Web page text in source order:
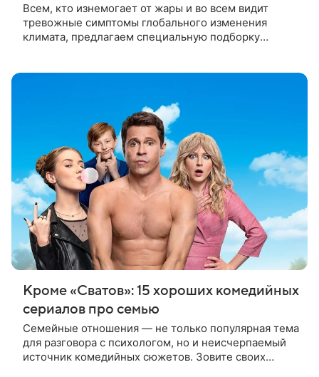
Всем, кто изнемогает от жары и во всем видит
тревожные симптомы глобального изменения
климата, предлагаем специальную подборку
Кроме «Сватов»: 15 хороших комедийных
сериалов про семью
Семейные отношения — не только популярная тема
для разговора с психологом, но и неисчерпаемый
источник комедийных сюжетов. Зовите своих